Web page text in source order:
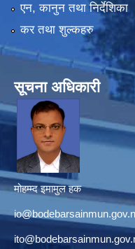
एन, कानुन तथा निर्देशिका
कर तथा शुल्कहरु
सूचना अधिकारी
मोहम्म्द इमामुल हक